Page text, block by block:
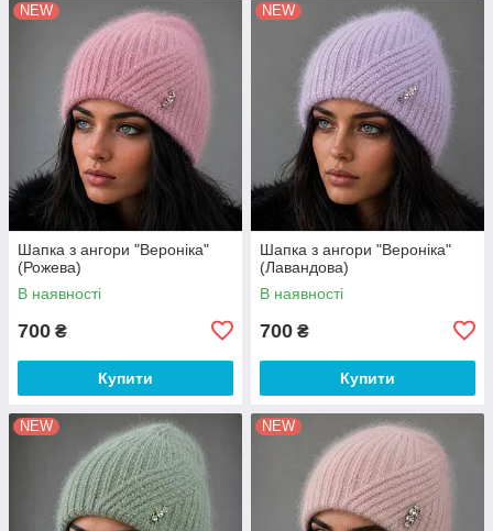
NEW
Шапка з ангори "Вероніка"
(Рожева)
В наявності
700 ₴
Купити
NEW
Шапка з ангори "Вероніка"
(Лавандова)
В наявності
700 ₴
Купити
NEW NEW